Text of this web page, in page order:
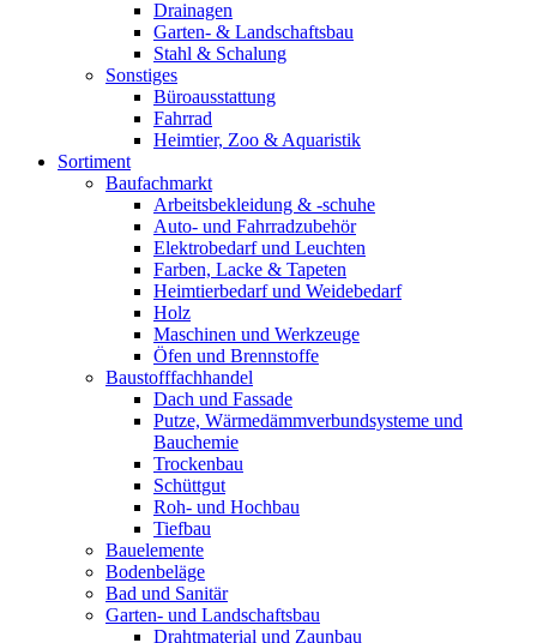
Drainagen
Garten- & Landschaftsbau
Stahl & Schalung
Sonstiges
Büroausstattung
Fahrrad
Heimtier, Zoo & Aquaristik
Sortiment
Baufachmarkt
Arbeitsbekleidung & -schuhe
Auto- und Fahrradzubehör
Elektrobedarf und Leuchten
Farben, Lacke & Tapeten
Heimtierbedarf und Weidebedarf
Holz
Maschinen und Werkzeuge
Öfen und Brennstoffe
Baustofffachhandel
Dach und Fassade
Putze, Wärmedämmverbundsysteme und
Bauchemie
Trockenbau
Schüttgut
Roh- und Hochbau
Tiefbau
Bauelemente
Bodenbeläge
Bad und Sanitär
Garten- und Landschaftsbau
Drahtmaterial und Zaunbau